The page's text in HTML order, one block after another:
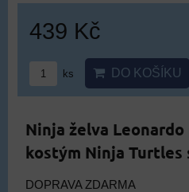
439 Kč
ks DO KOŠÍKU
Ninja želva
kostým Ninja Turtles
DOPRAVA ZDARMA